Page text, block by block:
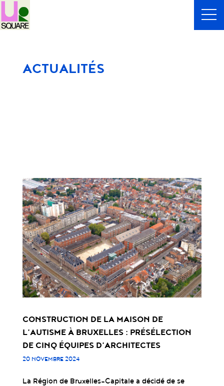
ACTUALITÉS
CONSTRUCTION DE LA MAISON DE
L’AUTISME À BRUXELLES : PRÉSÉLECTION
DE CINQ ÉQUIPES D’ARCHITECTES
20 NOVEMBRE 2024
La Région de Bruxelles-Capitale a décidé de se